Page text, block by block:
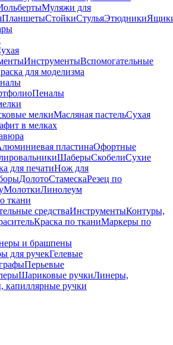
Муляжи для
ПланшетыСтойкиСтульяЭтюдники
ИнструментыВспомогательные
для моделизма
Пеналы
мелкиМасляная пастельСухая
в мелках
пластинаОфортные
ШаберыСкобелиСухие
для печатиНож для
ДолотоСтамескаРезец по
МолоткиЛинолеум
ткани
средстваИнструментыКонтуры,
Краска по тканиМаркеры по
и брашпены
для ручекГелевые
Перьевые
Шариковые ручкиЛинеры,
капиллярные ручки